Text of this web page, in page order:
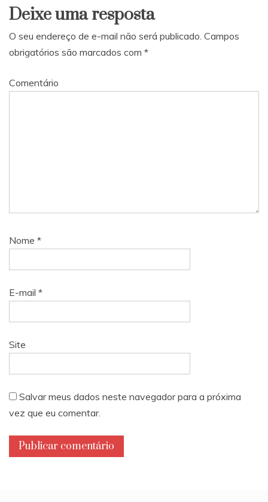
Deixe uma resposta
O seu endereço de e-mail não será publicado. Campos
obrigatórios são marcados com *
Comentário
Nome *
E-mail *
Site
Salvar meus dados neste navegador para a próxima
vez que eu comentar.